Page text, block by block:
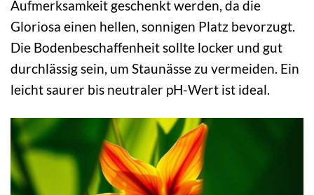
Aufmerksamkeit geschenkt werden, da die
Gloriosa einen hellen, sonnigen Platz bevorzugt.
Die Bodenbeschaffenheit sollte locker und gut
durchlässig sein, um Staunässe zu vermeiden. Ein
leicht saurer bis neutraler pH-Wert ist ideal.